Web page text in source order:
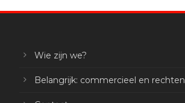
Wie zijn we?
Belangrijk: commercieel en rechten